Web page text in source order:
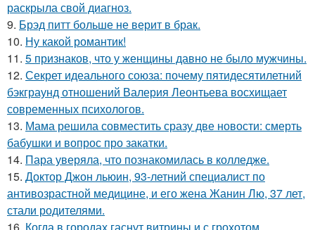
раскрыла свой диагноз.
9. Брэд питт больше не верит в брак.
10. Ну какой романтик!
11. 5 признаков, что у женщины давно не было мужчины.
12. Секрет идеального союза: почему пятидесятилетний
бэкграунд отношений Валерия Леонтьева восхищает
современных психологов.
13. Мама решила совместить сразу две новости: смерть
бабушки и вопрос про закатки.
14. Пара уверяла, что познакомилась в колледже.
15. Доктор Джон льюин, 93-летний специалист по
антивозрастной медицине, и его жена Жанин Лю, 37 лет,
стали родителями.
16. Когда в городах гаснут витрины и с грохотом